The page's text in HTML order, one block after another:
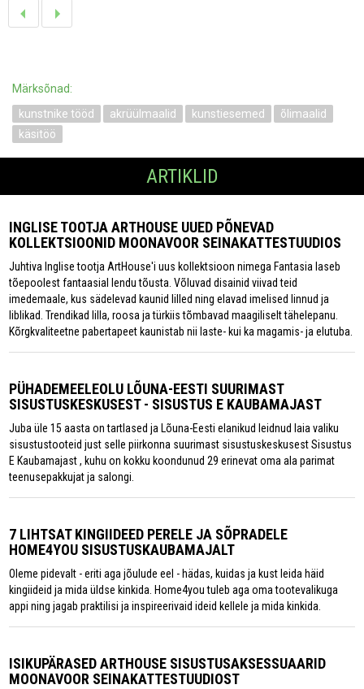
Märksõnad:
kunstnike tööd
akrüülmaalid kunstiesemed
õlimaalid
käsitöö
ARTIKLID
INGLISE TOOTJA ARTHOUSE UUED PÕNEVAD
KOLLEKTSIOONID MOONAVOOR SEINAKATTESTUUDIOS
Juhtiva Inglise tootja ArtHouse'i uus kollektsioon nimega Fantasia laseb
tõepoolest fantaasial lendu tõusta. Võluvad disainid viivad teid
imedemaale, kus sädelevad kaunid lilled ning elavad imelised linnud ja
liblikad. Trendikad lilla, roosa ja türkiis tõmbavad maagiliselt tähelepanu.
Kõrgkvaliteetne pabertapeet kaunistab nii laste- kui ka magamis- ja elutuba.
PÜHADEMEELEOLU LÕUNA-EESTI SUURIMAST
SISUSTUSKESKUSEST - SISUSTUS E KAUBAMAJAST
Juba üle 15 aasta on tartlased ja Lõuna-Eesti elanikud leidnud laia valiku
sisustustooteid just selle piirkonna suurimast sisustuskeskusest Sisustus
E Kaubamajast , kuhu on kokku koondunud 29 erinevat oma ala parimat
teenusepakkujat ja salongi.
7 LIHTSAT KINGIIDEED PERELE JA SÕPRADELE
HOME4YOU SISUSTUSKAUBAMAJALT
Oleme pidevalt - eriti aga jõulude eel - hädas, kuidas ja kust leida häid
kingiideid ja mida üldse kinkida. Home4you tuleb aga oma tootevalikuga
appi ning jagab praktilisi ja inspireerivaid ideid kellele ja mida kinkida.
ISIKUPÄRASED ARTHOUSE SISUSTUSAKSESSUAARID
MOONAVOOR SEINAKATTESTUUDIOST